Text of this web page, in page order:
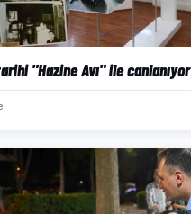
"Hazine Avı" ile canlanıyor